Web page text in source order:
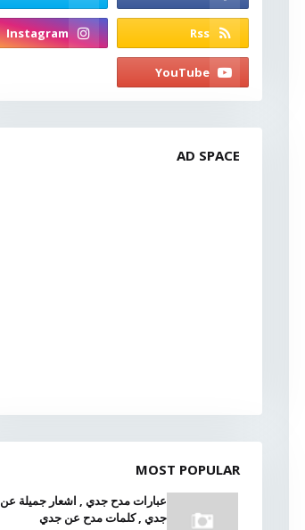
AD SPACE
MOST POPULAR
عبارات مدح جدي , اشعار جميلة عن
جدي , كلمات مدح عن جدي